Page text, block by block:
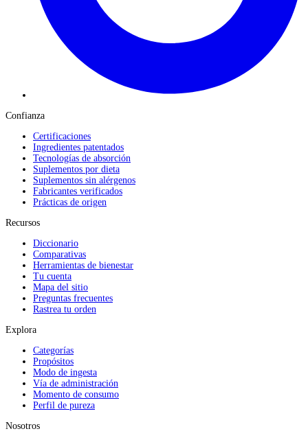
Confianza
Certificaciones
Ingredientes patentados
Tecnologías de absorción
Suplementos por dieta
Suplementos sin alérgenos
Fabricantes verificados
Prácticas de origen
Recursos
Diccionario
Comparativas
Herramientas de bienestar
Tu cuenta
Mapa del sitio
Preguntas frecuentes
Rastrea tu orden
Explora
Categorías
Propósitos
Modo de ingesta
Vía de administración
Momento de consumo
Perfil de pureza
Nosotros